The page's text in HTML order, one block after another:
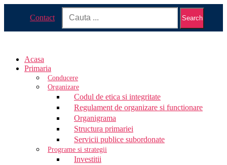
Contact Search
Acasa
Primaria
Conducere
Organizare
Codul de etica si integritate
Regulament de organizare si functionare
Organigrama
Structura primariei
Servicii publice subordonate
Programe si strategii
Investitii